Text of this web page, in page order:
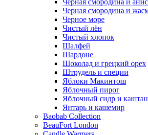
Черная смородина и анис
Черная смородина и
Черное море
Чистый лён
Чистый хлопок
Шалфей
Шардоне
Шоколад и грецкий орех
Штрудель и специи
Яблоки Макинтош
Яблочный пирог
Яблочный сидр и
Янтарь и кашемир
Baobab Collection
BeauFort London